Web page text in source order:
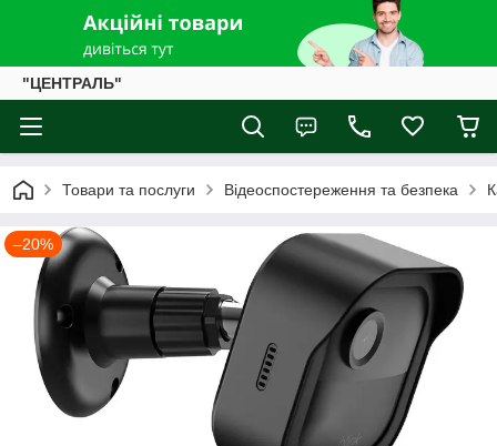
"ЦЕНТРАЛЬ"
Товари та послуги Відеоспостереження та безпека
–20%